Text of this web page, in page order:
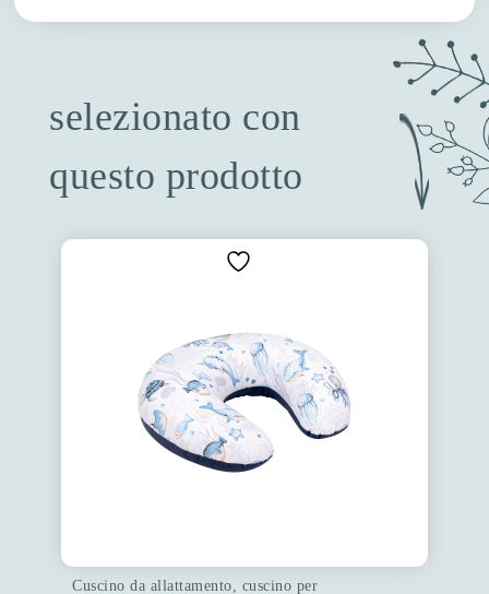
selezionato con
questo prodotto
Cuscino da allattamento, cuscino per